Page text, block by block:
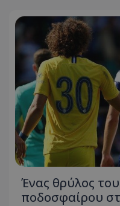
Ένας θρύλος
ποδοσφαίρου